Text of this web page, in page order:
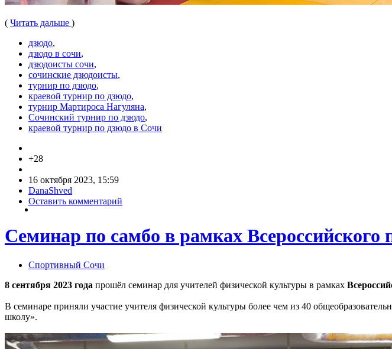
( Читать дальше )
дзюдо,
дзюдо в сочи,
дзюдоисты сочи,
сочинские дзюдоисты,
турнир по дзюдо,
краевой турнир по дзюдо,
турнир Мартироса Нагуляна,
Сочинский турнир по дзюдо,
краевой турнир по дзюдо в Сочи
+28
16 октября 2023, 15:59
DanaShved
Оставить комментарий
Семинар по самбо в рамках
Спортивный Сочи
8 сентября 2023 года прошёл семинар для учителей физической культуры в рамках
В семинаре приняли участие учителя физической культуры более чем из 40
школу».